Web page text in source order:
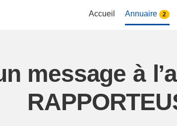
Accueil Annuaire 2
message à